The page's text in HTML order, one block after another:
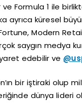
Formula 1 ile
ayrıca küresel
Modern
saygın medya
edebilir ve
bir iştiraki olup
dünya lideri